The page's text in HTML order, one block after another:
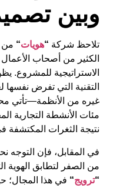
وبين
تلاحظ شركة “هويات“ من
الكثير من أصحاب الأعمال
الاستراتيجية للمشروع.
غيره من الأنظمة—تأتي
مئات الأنشطة التجارية
نتيجة الثغرات المكتشفة
في المقابل، فإن التوجه
من الصفر لتطابق الهوية
“ترويج“ في هذا المجال؛